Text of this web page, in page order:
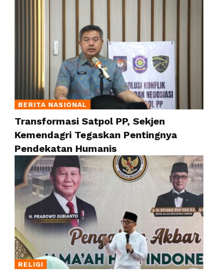
BERITA NASIONAL
Transformasi Satpol PP, Sekjen
Kemendagri Tegaskan Pentingnya
Pendekatan Humanis
RELIGI